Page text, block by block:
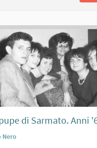
di Sarmato. Anni
Nero